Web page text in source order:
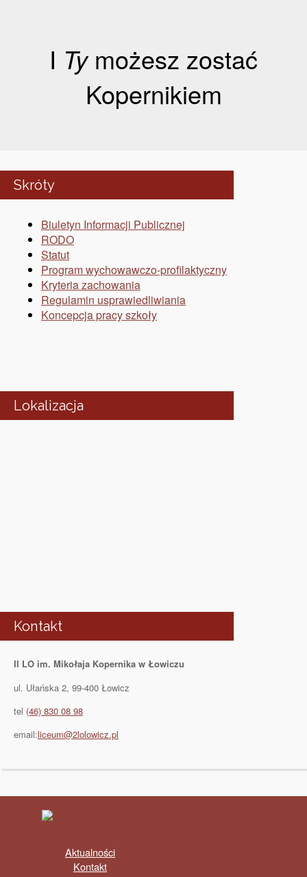
I Tymożesz zostać
Kopernikiem
Skróty
Biuletyn Informacji Publicznej
RODO
Statut
Program wychowawczo-profilaktyczny
Kryteria zachowania
Regulamin usprawiedliwiania
Koncepcja pracy szkoły
Lokalizacja
Kontakt
II LO im. Mikołaja Kopernika w Łowiczu
ul. Ułańska 2, 99-400 Łowicz
tel (46) 830 08 98
email:liceum@2lolowicz.pl
Aktualności
Kontakt